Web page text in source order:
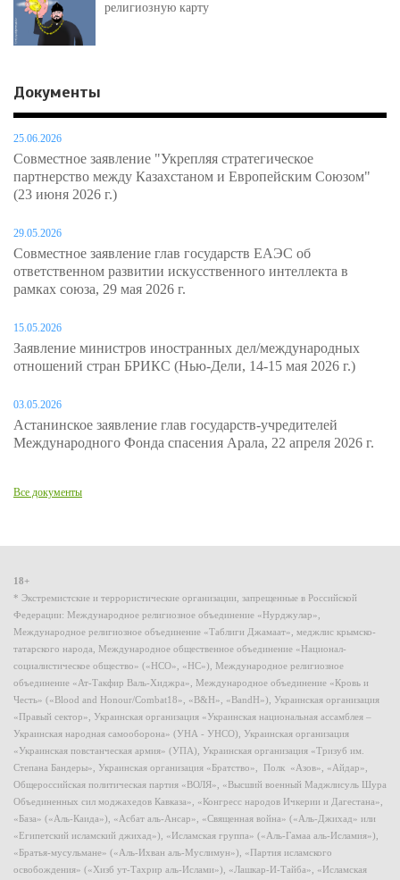
религиозную карту
Документы
25.06.2026
Совместное заявление "Укрепляя стратегическое
партнерство между Казахстаном и Европейским Союзом"
(23 июня 2026 г.)
29.05.2026
Совместное заявление глав государств ЕАЭС об
ответственном развитии искусственного интеллекта в
рамках союза, 29 мая 2026 г.
15.05.2026
Заявление министров иностранных дел/международных
отношений стран БРИКС (Нью-Дели, 14-15 мая 2026 г.)
03.05.2026
Астанинское заявление глав государств-учредителей
Международного Фонда спасения Арала, 22 апреля 2026 г.
Все документы
18+
* Экстремистские и террористические организации, запрещенные в Российской
Федерации: Международное религиозное объединение «Нурджулар»,
Международное религиозное объединение «Таблиги Джамаат», меджлис крымско-
татарского народа, Международное общественное объединение «Национал-
социалистическое общество» («НСО», «НС»), Международное религиозное
объединение «Ат-Такфир Валь-Хиджра», Международное объединение «Кровь и
Честь» («Blood and Honour/Combat18», «B&H», «BandH»), Украинская организация
«Правый сектор», Украинская организация «Украинская национальная ассамблея –
Украинская народная самооборона» (УНА - УНСО), Украинская организация
«Украинская повстанческая армия» (УПА), Украинская организация «Тризуб им.
Степана Бандеры», Украинская организация «Братство», Полк «Азов», «Айдар»,
Общероссийская политическая партия «ВОЛЯ», «Высший военный Маджлисуль Шура
Объединенных сил моджахедов Кавказа», «Конгресс народов Ичкерии и Дагестана»,
«База» («Аль-Каида»), «Асбат аль-Ансар», «Священная война» («Аль-Джихад» или
«Египетский исламский джихад»), «Исламская группа» («Аль-Гамаа аль-Исламия»),
«Братья-мусульмане» («Аль-Ихван аль-Муслимун»), «Партия исламского
освобождения» («Хизб ут-Тахрир аль-Ислами»), «Лашкар-И-Тайба», «Исламская